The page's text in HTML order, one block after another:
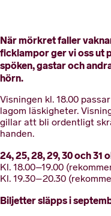
När mörkret faller
ficklampor ger vi oss ut
spöken, gastar och
hörn.
Visningen kl. 18.00
lagom läskigheter.
gillar att bli ordentligt
handen.
24, 25, 28, 29, 30 och 31
Kl. 18.00–19.00
Kl. 19.30–20.30
Biljetter släpps i